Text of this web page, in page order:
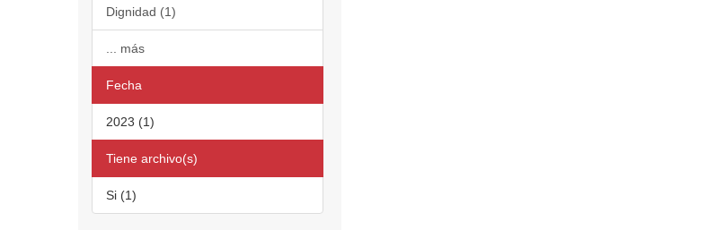
Dignidad (1)
... más
Fecha
2023 (1)
Tiene archivo(s)
Si (1)